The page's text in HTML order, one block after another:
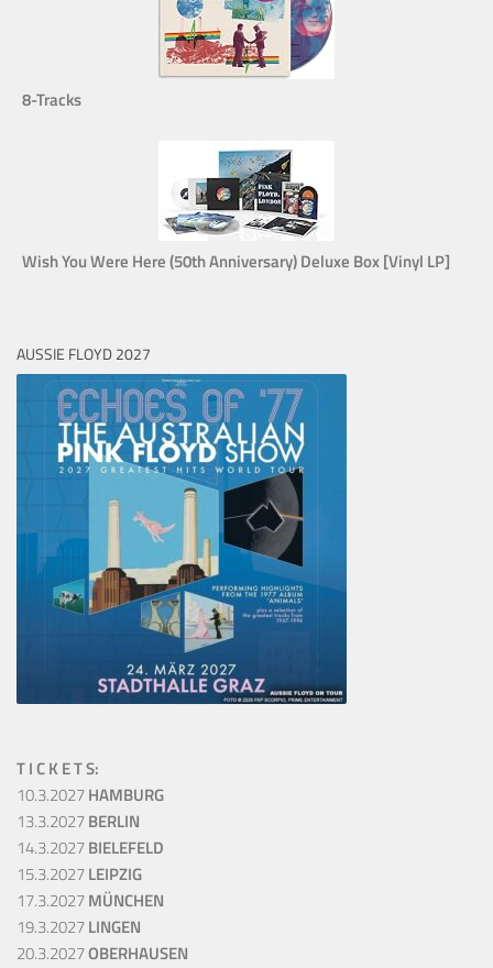
8-Tracks
Wish You Were Here (50th Anniversary) Deluxe Box [Vinyl LP]
AUSSIE FLOYD 2027
T I C K E T S:
10.3.2027HAMBURG
13.3.2027BERLIN
14.3.2027BIELEFELD
15.3.2027LEIPZIG
17.3.2027MÜNCHEN
19.3.2027LINGEN
20.3.2027OBERHAUSEN